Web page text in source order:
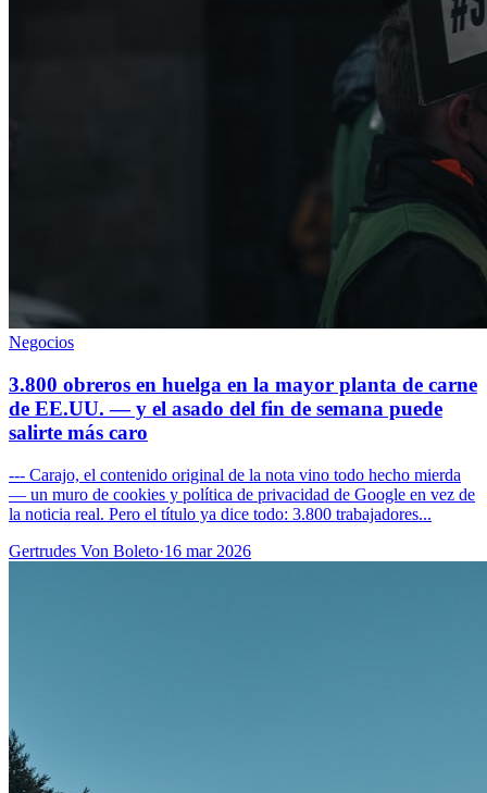
Negocios
3.800 obreros en huelga en la mayor planta de carne
de EE.UU. — y el asado del fin de semana puede
salirte más caro
--- Carajo, el contenido original de la nota vino todo hecho mierda
— un muro de cookies y política de privacidad de Google en vez de
la noticia real. Pero el título ya dice todo: 3.800 trabajadores...
Gertrudes Von Boleto·16 mar 2026